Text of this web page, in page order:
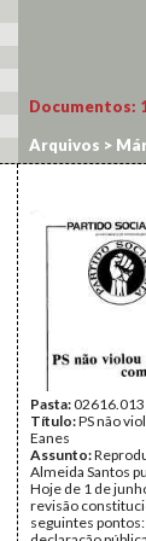
Documentos:
Arquivos >
Pasta:02616.013
Título:PS não
Eanes
Assunto:
Almeida Santos
Hoje de 1 de
revisão
seguintes